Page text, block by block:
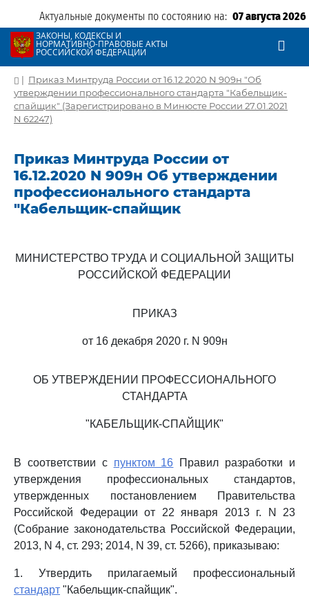
Актуальные документы по состоянию на: 07 августа 2026
ЗАКОНЫ, КОДЕКСЫ И
НОРМАТИВНО-ПРАВОВЫЕ АКТЫ
РОССИЙСКОЙ ФЕДЕРАЦИИ
| Приказ Минтруда России от 16.12.2020 N 909н "Об
утверждении профессионального стандарта "Кабельщик-
спайщик" (Зарегистрировано в Минюсте России 27.01.2021
N 62247)
Приказ Минтруда России от
16.12.2020 N 909н Об утверждении
профессионального стандарта
"Кабельщик-спайщик
МИНИСТЕРСТВО ТРУДА И СОЦИАЛЬНОЙ ЗАЩИТЫ
РОССИЙСКОЙ ФЕДЕРАЦИИ
ПРИКАЗ
от 16 декабря 2020 г. N 909н
ОБ УТВЕРЖДЕНИИ ПРОФЕССИОНАЛЬНОГО
СТАНДАРТА
"КАБЕЛЬЩИК-СПАЙЩИК"
В соответствии с пунктом 16 Правил разработки и
утверждения профессиональных стандартов,
утвержденных постановлением Правительства
Российской Федерации от 22 января 2013 г. N 23
(Собрание законодательства Российской Федерации,
2013, N 4, ст. 293; 2014, N 39, ст. 5266), приказываю:
1. Утвердить прилагаемый профессиональный
стандарт "Кабельщик-спайщик".